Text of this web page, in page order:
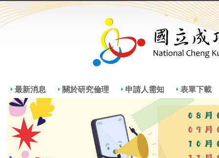
最新消息 關於研究倫理 申請人需知 表單下載